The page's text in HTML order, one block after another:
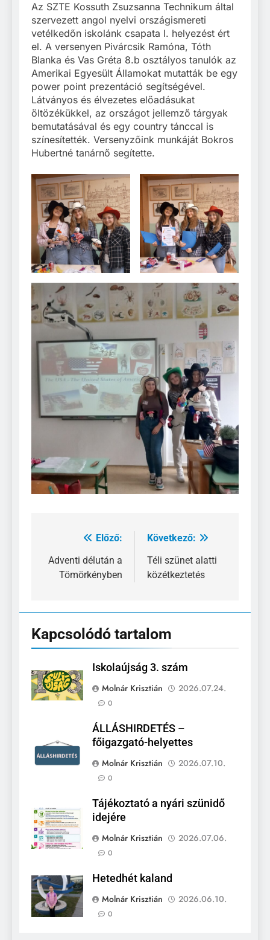
Az SZTE Kossuth Zsuzsanna Technikum által
szervezett angol nyelvi országismereti
vetélkedőn iskolánk csapata I. helyezést ért
el. A versenyen Pivárcsik Ramóna, Tóth
Blanka és Vas Gréta 8.b osztályos tanulók az
Amerikai Egyesült Államokat mutatták be egy
power point prezentáció segítségével.
Látványos és élvezetes előadásukat
öltözékükkel, az országot jellemző tárgyak
bemutatásával és egy country tánccal is
színesítették. Versenyzőink munkáját Bokros
Hubertné tanárnő segítette.
Bejegyzés
navigáció
Előző:
Adventi délután a
Tömörkényben
Következő:
Téli szünet alatti
közétkeztetés
Kapcsolódó tartalom
Iskolaújság 3. szám
Molnár Krisztián
2026.07.24.
0
ÁLLÁSHIRDETÉS –
főigazgató-helyettes
Molnár Krisztián
2026.07.10.
0
Tájékoztató a nyári szünidő
idejére
Molnár Krisztián
2026.07.06.
0
Hetedhét kaland
Molnár Krisztián
2026.06.10.
0